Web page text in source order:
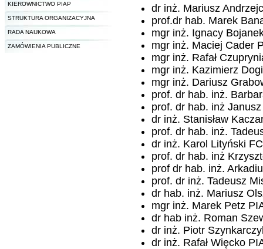
KIEROWNICTWO PIAP
STRUKTURA ORGANIZACYJNA
RADA NAUKOWA
ZAMÓWIENIA PUBLICZNE
dr inż. Mariusz
prof.dr hab. Marek
mgr inż. Ignacy
mgr inż. Maciej Cader
mgr inż. Rafał
mgr inż. Kazimierz
mgr inż. Dariusz
prof. dr hab. inż.
prof. dr hab. inż
dr inż. Stanisław
prof. dr hab. inż.
dr inż. Karol Lityński
prof. dr hab. inż
prof dr hab. inż.
prof. dr inż. Tadeusz
dr hab. inż. Mariusz
mgr inż. Marek Petz
dr hab inż. Roman
dr inż. Piotr
dr inż. Rafał Więcko